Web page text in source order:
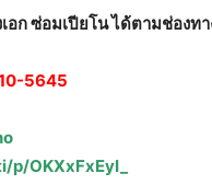
อก ซ่อมเปียโน ได้ตามช่องท
5645
OKXxFxEyI_